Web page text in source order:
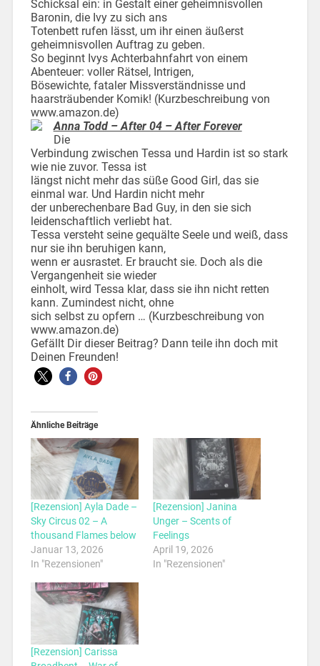
Schicksal ein: in Gestalt einer geheimnisvollen
Baronin, die Ivy zu sich ans
Totenbett rufen lässt, um ihr einen äußerst
geheimnisvollen Auftrag zu geben.
So beginnt Ivys Achterbahnfahrt von einem
Abenteuer: voller Rätsel, Intrigen,
Bösewichte, fataler Missverständnisse und
haarsträubender Komik! (Kurzbeschreibung von
www.amazon.de)
Anna Todd – After 04 – After Forever
Die
Verbindung zwischen Tessa und Hardin ist so stark
wie nie zuvor. Tessa ist
längst nicht mehr das süße Good Girl, das sie
einmal war. Und Hardin nicht mehr
der unberechenbare Bad Guy, in den sie sich
leidenschaftlich verliebt hat.
Tessa versteht seine gequälte Seele und weiß, dass
nur sie ihn beruhigen kann,
wenn er ausrastet. Er braucht sie. Doch als die
Vergangenheit sie wieder
einholt, wird Tessa klar, dass sie ihn nicht retten
kann. Zumindest nicht, ohne
sich selbst zu opfern … (Kurzbeschreibung von
www.amazon.de)
Gefällt Dir dieser Beitrag? Dann teile ihn doch mit
Deinen Freunden!
Ähnliche Beiträge
[Rezension] Ayla Dade –
Sky Circus 02 – A
thousand Flames below
Januar 13, 2026
In "Rezensionen"
[Rezension] Janina
Unger – Scents of
Feelings
April 19, 2026
In "Rezensionen"
[Rezension] Carissa